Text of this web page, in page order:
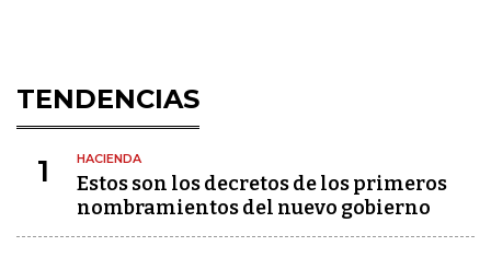
TENDENCIAS
1 HACIENDA
Estos son los decretos de los primeros
nombramientos del nuevo gobierno